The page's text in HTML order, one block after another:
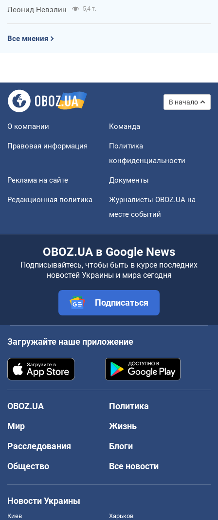
Леонид Невзлин 5,4 т.
Все мнения
В начало
О компании Команда
Правовая информация
Политика
конфиденциальности
Реклама на сайте Документы
Редакционная политика
Журналисты OBOZ.UA на
месте событий
OBOZ.UA в Google News
Подписывайтесь, чтобы быть в курсе последних
новостей Украины и мира сегодня
Подписаться
Загружайте наше приложение
OBOZ.UA
Политика
Мир
Жизнь
Расследования
Блоги
Общество
Все новости
Новости Украины
Киев Харьков